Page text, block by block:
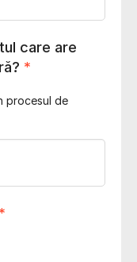
care are
*
procesul de
*